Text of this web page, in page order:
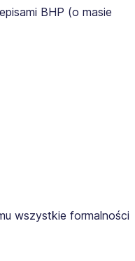
BHP (o masie
wszystkie formalności